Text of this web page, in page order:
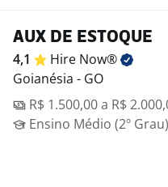
AUX DE ESTOQUE
4,1 Hire Now®
Goianésia - GO
R$ 1.500,00 a R$
Ensino Médio (2º Grau)